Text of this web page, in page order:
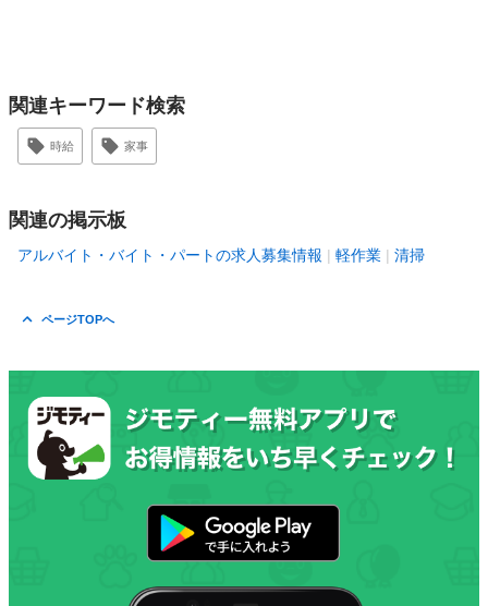
関連キーワード検索
時給 家事
関連の掲示板
アルバイト・バイト・パートの求人募集情報 軽作業 清掃
ページTOPへ